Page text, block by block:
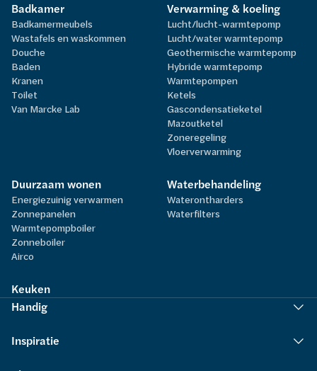
Badkamer
Badkamermeubels
Wastafels en waskommen
Douche
Baden
Kranen
Toilet
Van Marcke Lab
Verwarming & koeling
Lucht/lucht-warmtepomp
Lucht/water warmtepomp
Geothermische warmtepomp
Hybride warmtepomp
Warmtepompen
Ketels
Gascondensatieketel
Mazoutketel
Zoneregeling
Vloerverwarming
Duurzaam wonen
Energiezuinig verwarmen
Zonnepanelen
Warmtepompboiler
Zonneboiler
Airco
Waterbehandeling
Waterontharders
Waterfilters
Keuken
Handig
Inspiratie